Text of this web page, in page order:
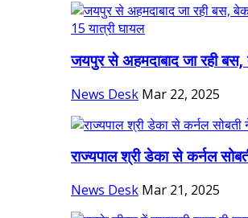
जयपुर से अहमदाबाद जा रही
News Desk Mar 22, 2025
राज्यपाल श्री डेका से कर्नल
News Desk Mar 21, 2025